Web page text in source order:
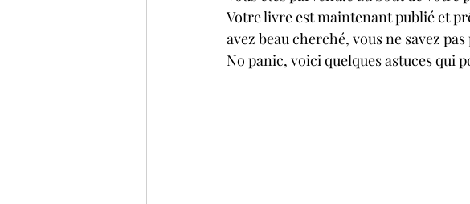
Votre livre est maintenant publié et
avez beau cherché, vous ne savez
No panic, voici quelques astuces qui